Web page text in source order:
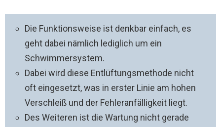
Die Funktionsweise ist denkbar einfach, es
geht dabei nämlich lediglich um ein
Schwimmersystem.
Dabei wird diese Entlüftungsmethode nicht
oft eingesetzt, was in erster Linie am hohen
Verschleiß und der Fehleranfälligkeit liegt.
Des Weiteren ist die Wartung nicht gerade